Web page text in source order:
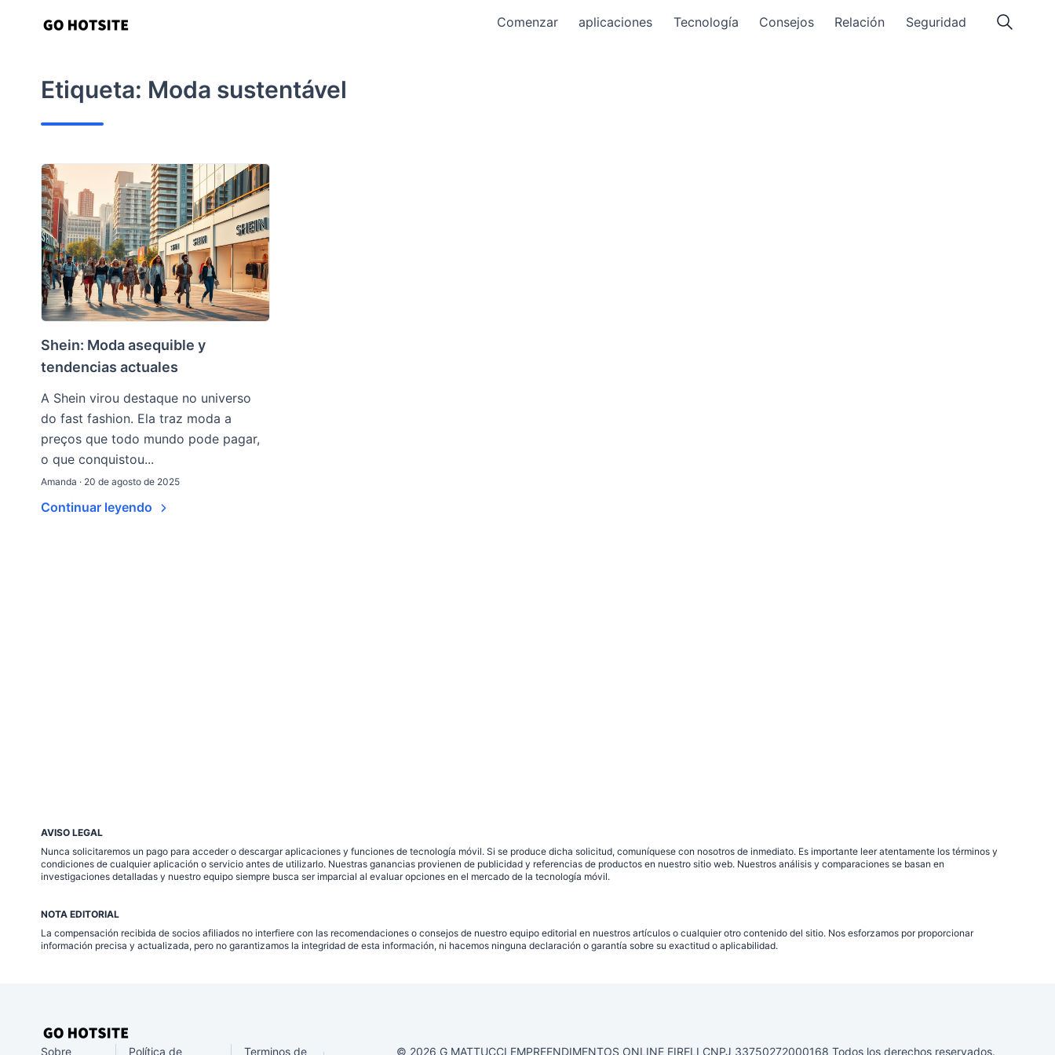
Comenzar aplicaciones Tecnología Consejos Relación Seguridad
Etiqueta: Moda sustentável
Shein: Moda asequible y
tendencias actuales
A Shein virou destaque no universo
do fast fashion. Ela traz moda a
preços que todo mundo pode pagar,
o que conquistou...
Amanda · 20 de agosto de 2025
Continuar leyendo
AVISO LEGAL
Nunca solicitaremos un pago para acceder o descargar aplicaciones y funciones de tecnología móvil. Si se produce dicha solicitud, comuníquese con nosotros de inmediato. Es importante leer atentamente los términos y
condiciones de cualquier aplicación o servicio antes de utilizarlo. Nuestras ganancias provienen de publicidad y referencias de productos en nuestro sitio web. Nuestros análisis y comparaciones se basan en
investigaciones detalladas y nuestro equipo siempre busca ser imparcial al evaluar opciones en el mercado de la tecnología móvil.
NOTA EDITORIAL
La compensación recibida de socios afiliados no interfiere con las recomendaciones o consejos de nuestro equipo editorial en nuestros artículos o cualquier otro contenido del sitio. Nos esforzamos por proporcionar
información precisa y actualizada, pero no garantizamos la integridad de esta información, ni hacemos ninguna declaración o garantía sobre su exactitud o aplicabilidad.
Sobre Política de Terminos de © 2026 G MATTUCCI EMPREENDIMENTOS ONLINE EIRELI CNPJ 33750272000168 Todos los derechos reservados.